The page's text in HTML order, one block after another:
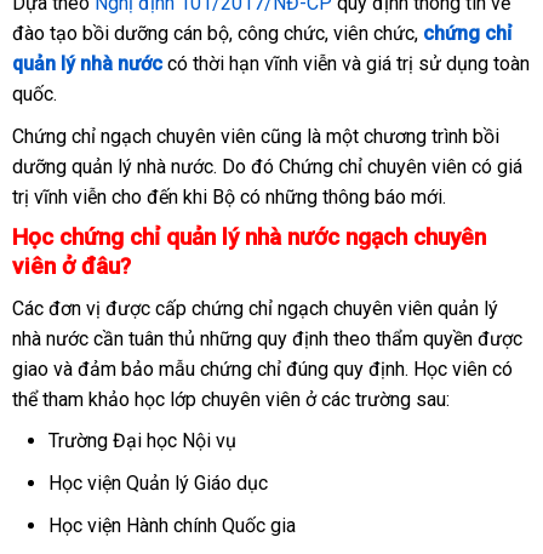
đào tạo bồi dưỡng cán bộ, công chức, viên chức, chứng chỉ
quản lý nhà nướccó thời hạn vĩnh viễn và giá trị sử dụng toàn
quốc.
Chứng chỉ ngạch chuyên viên cũng là một chương trình bồi
dưỡng quản lý nhà nước. Do đó Chứng chỉ chuyên viên có giá
trị vĩnh viễn cho đến khi Bộ có những thông báo mới.
Học chứng chỉ quản lý nhà nước ngạch chuyên
viên ở đâu?
Các đơn vị được cấp chứng chỉ ngạch chuyên viên quản lý
nhà nước cần tuân thủ những quy định theo thẩm quyền được
giao và đảm bảo mẫu chứng chỉ đúng quy định. Học viên có
thể tham khảo học lớp chuyên viên ở các trường sau:
Trường Đại học Nội vụ
Học viện Quản lý Giáo dục
Học viện Hành chính Quốc gia